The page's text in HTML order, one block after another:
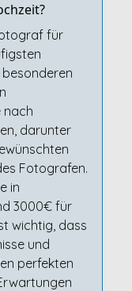
für
nach
darunter
Fotografen.
in
3000€ für
wichtig, dass
und
perfekten